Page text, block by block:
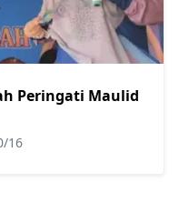
Peringati Maulid
16